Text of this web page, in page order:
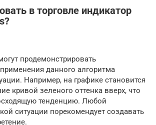
в торговле индикатор
продемонстрировать
данного алгоритма
Например, на графике становится
кривой зеленого оттенка вверх, что
тенденцию. Любой
ситуации порекомендует создавать